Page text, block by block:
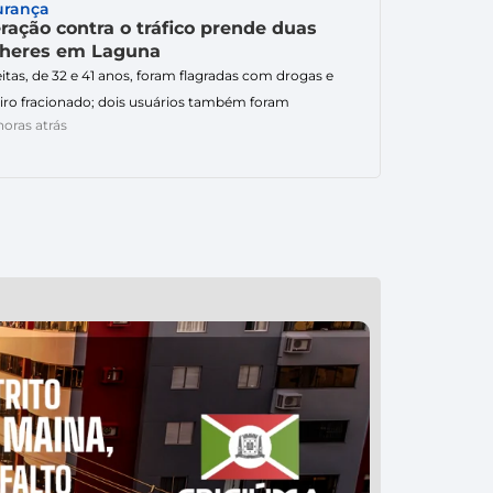
que trafegam pelo trecho. A situação foi […]
contra o tráfico prende duas
em Laguna
de 32 e 41 anos, foram flagradas com drogas e
fracionado; dois usuários também foram
à delegacia. Uma operação da Polícia Civil
atrás